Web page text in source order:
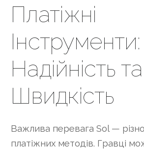
Платіжні
Інструменти:
Надійність та
Швидкість
Важлива перевага Sol —
платіжних методів. Гравці